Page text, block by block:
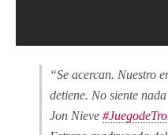
“Se acercan. Nuestro
detiene. No siente
Jon Nieve